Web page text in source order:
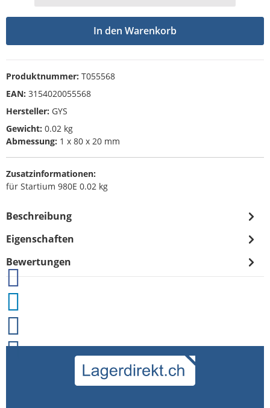
In den Warenkorb
Produktnummer: T055568
EAN: 3154020055568
Hersteller: GYS
Gewicht: 0.02 kg
Abmessung: 1 x 80 x 20 mm
Zusatzinformationen:
für Startium 980E 0.02 kg
Beschreibung
Eigenschaften
Bewertungen